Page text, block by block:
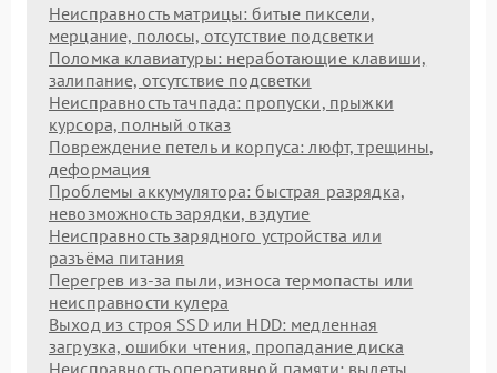
Неисправность матрицы: битые пиксели,
мерцание, полосы, отсутствие подсветки
Поломка клавиатуры: неработающие клавиши,
залипание, отсутствие подсветки
Неисправность тачпада: пропуски, прыжки
курсора, полный отказ
Повреждение петель и корпуса: люфт, трещины,
деформация
Проблемы аккумулятора: быстрая разрядка,
невозможность зарядки, вздутие
Неисправность зарядного устройства или
разъёма питания
Перегрев из‑за пыли, износа термопасты или
неисправности кулера
Выход из строя SSD или HDD: медленная
загрузка, ошибки чтения, пропадание диска
Неисправность оперативной памяти: вылеты